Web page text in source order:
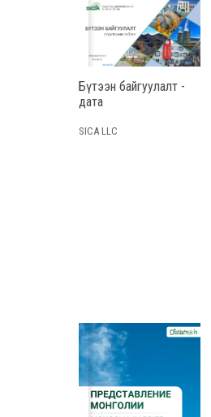
Бүтээн байгуулалт -
дата
SICA LLC